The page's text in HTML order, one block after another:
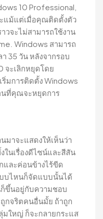
10 Professional,
แม้แต่เมื่อคุณติดตั้งตัว
วจะไม่สามารถใช้งาน
Windows สามารถ
35 วัน หลังจากรอบ
จะเลิกหยุดโดย
มการติดตั้ง Windows
นที่คุณจะหยุดการ
มาจะแสดงให้เห็นว่า
ในเรื่องดีไซน์และสีสัน
และค่อนข้างไร้ขีด
บบไหนก็จัดแบบนั้นได้
ก็ขึ้นอยู่กับความชอบ
กจริตคนอื่นมั้ย ถ้าถูก
มใหญ่ ก็จะกลายกระแส